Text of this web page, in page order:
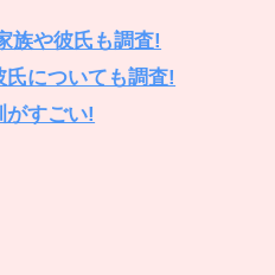
族や彼氏も調査!
についても調査!
がすごい!